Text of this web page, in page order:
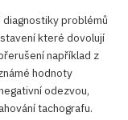
problémů
které dovolují
například z
hodnoty
odezvou,
tachografu.